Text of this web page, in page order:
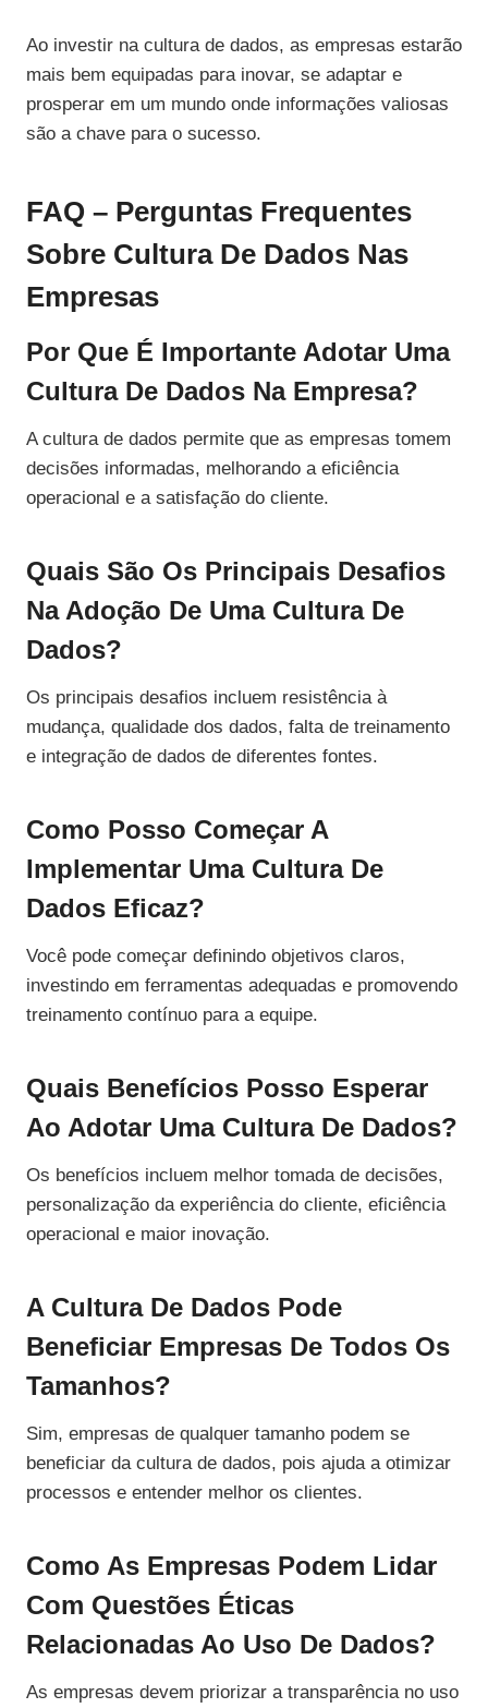
Ao investir na cultura de dados, as empresas estarão
mais bem equipadas para inovar, se adaptar e
prosperar em um mundo onde informações valiosas
são a chave para o sucesso.
FAQ – Perguntas Frequentes
Sobre Cultura De Dados Nas
Empresas
Por Que É Importante Adotar Uma
Cultura De Dados Na Empresa?
A cultura de dados permite que as empresas tomem
decisões informadas, melhorando a eficiência
operacional e a satisfação do cliente.
Quais São Os Principais Desafios
Na Adoção De Uma Cultura De
Dados?
Os principais desafios incluem resistência à
mudança, qualidade dos dados, falta de treinamento
e integração de dados de diferentes fontes.
Como Posso Começar A
Implementar Uma Cultura De
Dados Eficaz?
Você pode começar definindo objetivos claros,
investindo em ferramentas adequadas e promovendo
treinamento contínuo para a equipe.
Quais Benefícios Posso Esperar
Ao Adotar Uma Cultura De Dados?
Os benefícios incluem melhor tomada de decisões,
personalização da experiência do cliente, eficiência
operacional e maior inovação.
A Cultura De Dados Pode
Beneficiar Empresas De Todos Os
Tamanhos?
Sim, empresas de qualquer tamanho podem se
beneficiar da cultura de dados, pois ajuda a otimizar
processos e entender melhor os clientes.
Como As Empresas Podem Lidar
Com Questões Éticas
Relacionadas Ao Uso De Dados?
As empresas devem priorizar a transparência no uso